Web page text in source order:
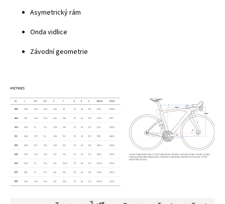
Asymetrický rám
Onda vidlice
Závodní geometrie